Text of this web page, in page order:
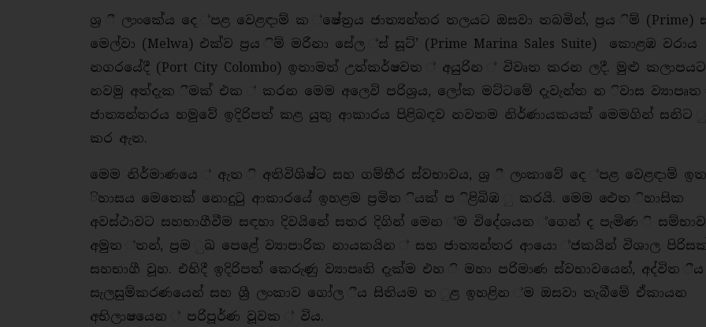
ශ්‍ර ී ලාංකේය දෙ ්පළ වෙළඳාම් ක ්ෂේත්‍රය ජාත්‍යන්තර තලයට ඔසවා තබමින්, ප්‍රය ිම් (Prime)
මෙල්වා (Melwa) එක්ව ප්‍රය ිම් මරීනා සේල ්ස් සූට්’ (Prime Marina Sales Suite) කොළඹ වරාය
නගරයේදී (Port City Colombo) ඉතාමත් උත්කර්ෂවත ් අයුරින ් විවෘත කරන ලදී. මුළු
නවමු අත්දැක ීමක් එක ් කරන මෙම අලෙවි පරිශ්‍රය, ලෝක මට්ටමේ දැවැන්ත න ිවාස
ජාත්‍යන්තරය හමුවේ ඉදිරිපත් කළ යුතු ආකාරය පිළිබඳව නවතම නිර්ණායකයක් මෙමගින් සනිට
කර ඇත.
මෙම නිර්මාණයෙ ් ඇත ි අතිවිශිෂ්ට සහ ගම්භීර ස්වභාවය, ශ්‍ර ී ලංකාවේ දෙ ්පළ වෙළඳාම් ඉත
ිහාසය මෙතෙක් නොදුටු ආකාරයේ ඉහළම ප්‍රමිත ියක් ප ිළිබිඹ ු කරයි. මෙම ඓත ිහාසික
අවස්ථාවට සහභාගීවීම සඳහා දිවයිනේ සතර දිගින් මෙන ්ම විදේශයන ්ගෙන් ද පැමිණ
අමුත ්තන්, ප්‍රම ුඛ පෙළේ ව්‍යාපාරික නායකයින ් සහ ජාත්‍යන්තර ආයො ්ජකයින් විශාල
සහභාගී වූහ. එහිදී ඉදිරිපත් කෙරුණු ව්‍යාපෘති දැක්ම එහ ි මහා පරිමාණ ස්වභාවයෙන්, අද්විත ීය
සැලසුම්කරණයෙන් සහ ශ්‍රී ලංකාව ගෝල ීය සිතියම ත ුළ ඉහළින ්ම ඔසවා තැබීමේ ඒකායන
අභිලාෂයෙන ් පරිපූර්ණ වූවක ් විය.